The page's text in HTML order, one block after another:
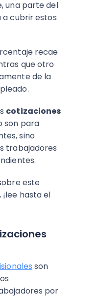
una parte del
a cubrir estos
recae
que otro
de la
cotizaciones
son para
sino
trabajadores
este
hasta el
son
por